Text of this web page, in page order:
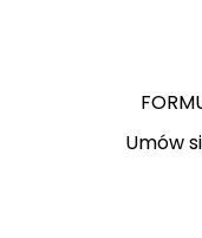
Umów